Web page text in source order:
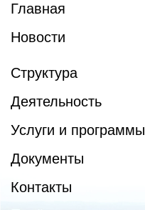
Главная
Новости
Структура
Деятельность
Услуги и программы
Документы
Контакты